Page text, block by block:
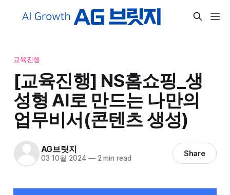
교육진행
[교육진행] NS홈쇼핑_생
성형 AI로 만드는 나만의
업무비서(콘텐츠 생성)
AG브릿지
03 10월 2024 —2 min read Share